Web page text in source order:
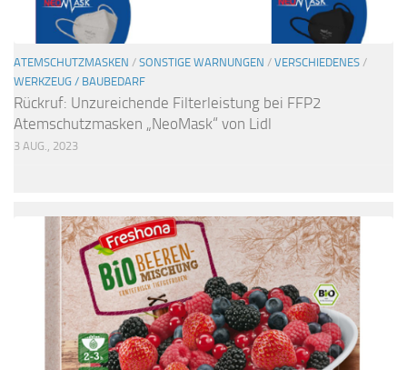
ATEMSCHUTZMASKEN / SONSTIGE WARNUNGEN / VERSCHIEDENES /
WERKZEUG / BAUBEDARF
Rückruf: Unzureichende Filterleistung bei FFP2
Atemschutzmasken „NeoMask“ von Lidl
3 AUG., 2023